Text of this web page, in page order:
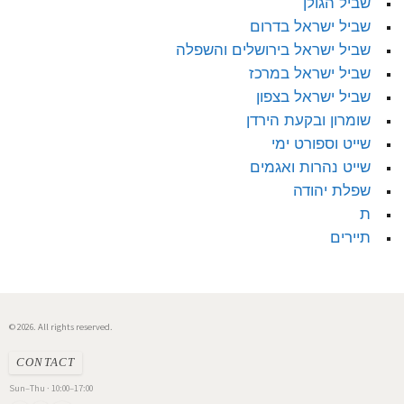
שביל ישראל בדרום
שביל ישראל בירושלים והשפלה
שביל ישראל במרכז
שביל ישראל בצפון
שומרון ובקעת הירדן
שייט וספורט ימי
שייט נהרות ואגמים
שפלת יהודה
ת
תיירים
© 2026. All rights reserved.
CONTACT
Sun–Thu · 10:00–17:00